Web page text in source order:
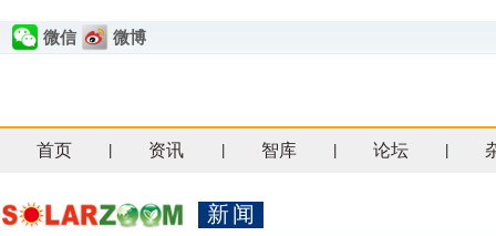
微信 微博
首页 资讯 智库 论坛
新闻